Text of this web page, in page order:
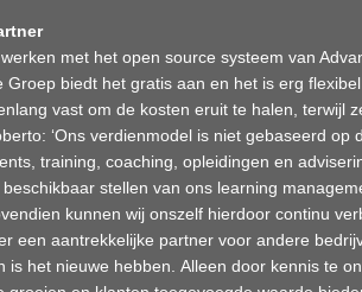
met het open source systeem van
Groep biedt het gratis aan en het is erg
vast om de kosten eruit te halen, terwijl
‘Ons verdienmodel is niet gebaseerd op
training, coaching, opleidingen en
stellen van ons learning
kunnen wij onszelf hierdoor continu
een aantrekkelijke partner voor andere
is het nieuwe hebben. Alleen door kennis te